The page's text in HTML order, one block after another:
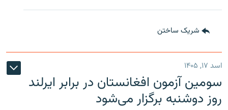
شریک ساختن
اسد ۱۷, ۱۴۰۵
سومین آزمون افغانستان در برابر ایرلند
روز دوشنبه برگزار می‌شود